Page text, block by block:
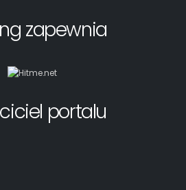
zapewnia
portalu